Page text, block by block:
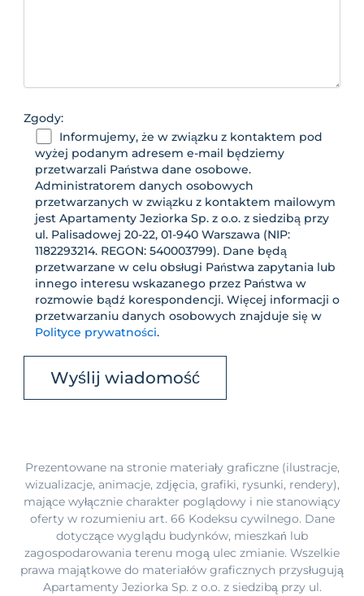
Zgody:
Informujemy, że w związku z kontaktem pod
wyżej podanym adresem e-mail będziemy
przetwarzali Państwa dane osobowe.
Administratorem danych osobowych
przetwarzanych w związku z kontaktem mailowym
jest Apartamenty Jeziorka Sp. z o.o. z siedzibą przy
ul. Palisadowej 20-22, 01-940 Warszawa (NIP:
1182293214. REGON: 540003799). Dane będą
przetwarzane w celu obsługi Państwa zapytania lub
innego interesu wskazanego przez Państwa w
rozmowie bądź korespondencji. Więcej informacji o
przetwarzaniu danych osobowych znajduje się w
Polityce prywatności.
Prezentowane na stronie materiały graficzne (ilustracje,
wizualizacje, animacje, zdjęcia, grafiki, rysunki, rendery),
mające wyłącznie charakter poglądowy i nie stanowiący
oferty w rozumieniu art. 66 Kodeksu cywilnego. Dane
dotyczące wyglądu budynków, mieszkań lub
zagospodarowania terenu mogą ulec zmianie. Wszelkie
prawa majątkowe do materiałów graficznych przysługują
Apartamenty Jeziorka Sp. z o.o. z siedzibą przy ul.